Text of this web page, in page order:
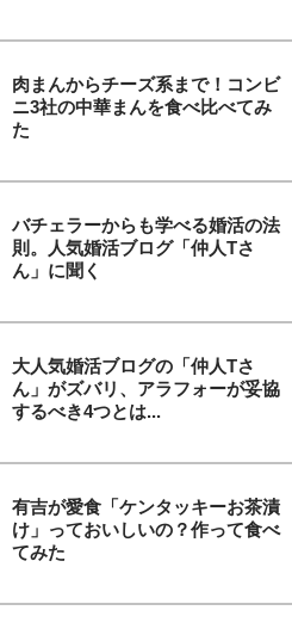
肉まんからチーズ系まで！コンビ
ニ3社の中華まんを食べ比べてみ
た
バチェラーからも学べる婚活の法
則。人気婚活ブログ「仲人Tさ
ん」に聞く
大人気婚活ブログの「仲人Tさ
ん」がズバリ、アラフォーが妥協
するべき4つとは...
有吉が愛食「ケンタッキーお茶漬
け」っておいしいの？作って食べ
てみた